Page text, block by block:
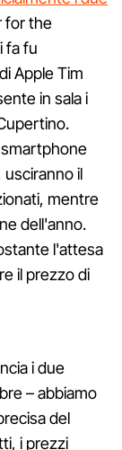
for the
fa fu
Apple Tim
in sala i
smartphone
il
mentre
dell'anno.
l'attesa
il prezzo di
i due
– abbiamo
del
i prezzi